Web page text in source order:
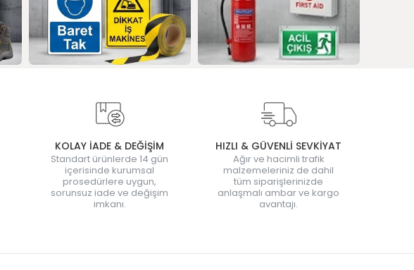
KOLAY İADE & DEĞİŞİM
Standart ürünlerde 14 gün
içerisinde kurumsal
prosedürlere uygun,
sorunsuz iade ve değişim
imkanı.
HIZLI & GÜVENLİ SEVKİYAT
Ağır ve hacimli trafik
malzemeleriniz de dahil
tüm siparişlerinizde
anlaşmalı ambar ve kargo
avantajı.